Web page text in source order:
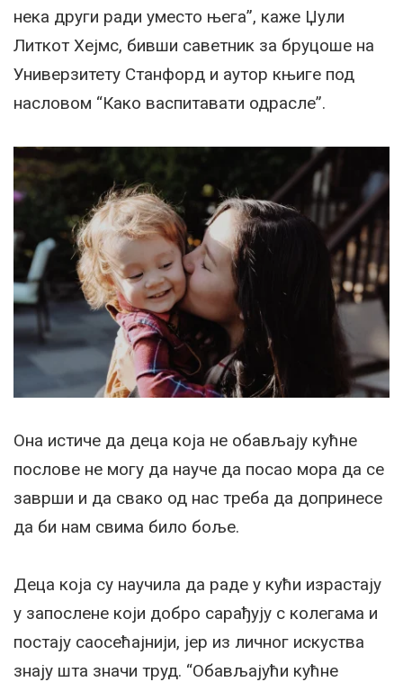
некa други ради уместо њега”, каже Џули
Литкот Хејмс, бивши саветник за бруцоше на
Универзитету Станфорд и аутор књиге под
насловом “Како васпитавати одрасле”.
Она истиче да деца која не обављају кућне
послове не могу да науче да посао мора да се
заврши и да свако од нас треба да допринесе
да би нам свима било боље.
Деца која су научила да раде у кући израстају
у запослене који добро сарађују с колегама и
постају саосећајнији, јер из личног искуства
знају шта значи труд. “Обављајући кућне